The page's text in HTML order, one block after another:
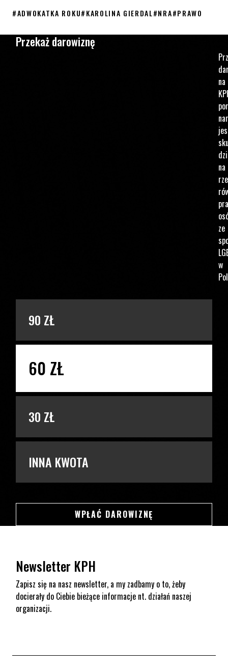
#ADWOKATKA ROKU#KAROLINA GIERDAL#NRA#PRAWO
Przekaż darowiznę
na
na
ze
w
90 ZŁ
60 ZŁ
30 ZŁ
INNA KWOTA
PODAJ KWOTĘ
WPŁAĆ DAROWIZNĘ
Newsletter KPH
Zapisz się na nasz newsletter, a my zadbamy o to, żeby
docierały do Ciebie bieżące informacje nt. działań naszej
organizacji.